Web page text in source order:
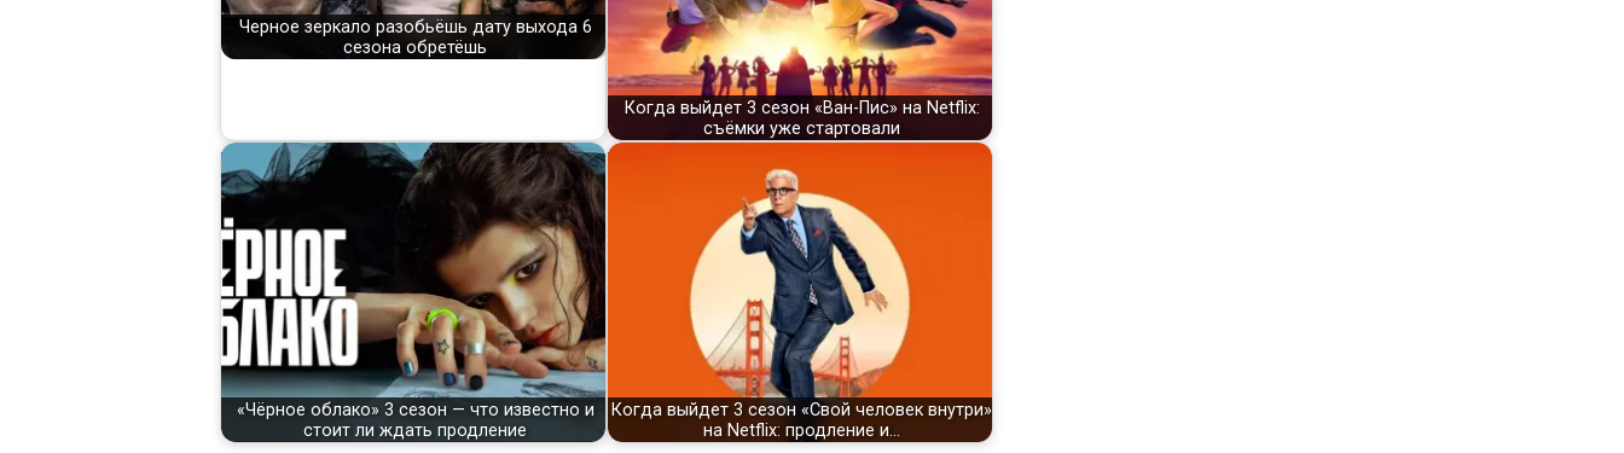
Черное зеркало разобьёшь дату выхода 6
сезона обретёшь
Когда выйдет 3 сезон «Ван-Пис» на Netflix:
съёмки уже стартовали
«Чёрное облако» 3 сезон — что известно и
стоит ли ждать продление
Когда выйдет 3 сезон «Свой человек внутри»
на Netflix: продление и…